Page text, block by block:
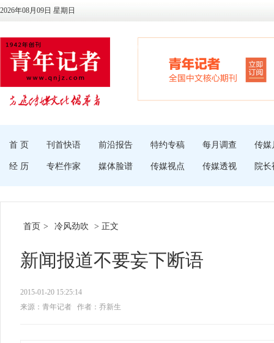
2026年08月09日 星期日
首 页 刊首快语 前沿报告 特约专稿 每月调查 传媒
经 历 专栏作家 媒体脸谱 传媒视点 传媒透视 院长
首页 > 冷风劲吹 > 正文
新闻报道不要妄下断语
2015-01-20 15:25:14
来源：青年记者
作者：乔新生